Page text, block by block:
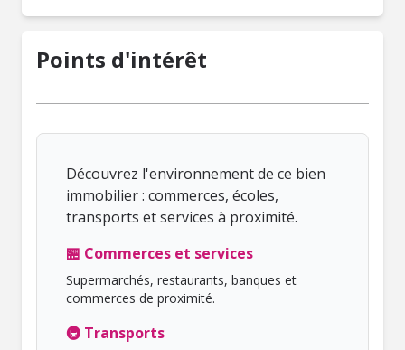
Points d'intérêt
Découvrez l'environnement de ce bien
immobilier : commerces, écoles,
transports et services à proximité.
🏪 Commerces et services
Supermarchés, restaurants, banques et
commerces de proximité.
🚇 Transports